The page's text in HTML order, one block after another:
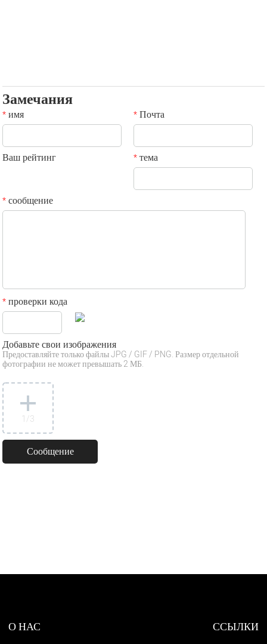
Замечания
*имя *Почта
Ваш рейтинг *тема
*сообщение
*проверки кода
Добавьте свои изображения
Предоставляйте только файлы JPG / GIF / PNG. Размер отдельной
фотографии не может превышать 2 МБ.
1/3
О НАС ССЫЛКИ